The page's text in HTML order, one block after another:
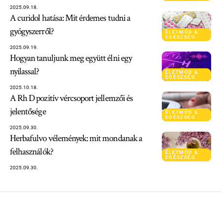
2025.09.18.
ÉLETMÓD &
EGÉSZSÉG
A curidol hatása: Mit érdemes tudni a
gyógyszerről?
2025.09.19.
ÉLETMÓD &
EGÉSZSÉG
Hogyan tanuljunk meg együtt élni egy
nyilassal?
2025.10.18.
ÉLETMÓD &
EGÉSZSÉG
A Rh D pozitív vércsoport jellemzői és
jelentősége
2025.09.30.
ÉLETMÓD &
EGÉSZSÉG
Herbafulvo vélemények: mit mondanak a
felhasználók?
2025.09.30.